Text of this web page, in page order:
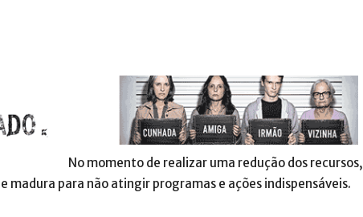
No momento de realizar uma redução dos recursos,
madura para não atingir programas e ações indispensáveis.